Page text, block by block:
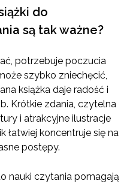
do
są tak ważne?
potrzebuje poczucia
szybko zniechęcić,
książka daje radość i
Krótkie zdania, czytelna
i atrakcyjne ilustracje
łatwiej koncentruje się na
postępy.
nauki czytania pomagają